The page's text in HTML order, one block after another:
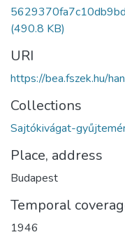
(490.8 KB)
URI
https://bea.fszek.hu/
Collections
Sajtókivágat-
Place, address
Budapest
Temporal
1946